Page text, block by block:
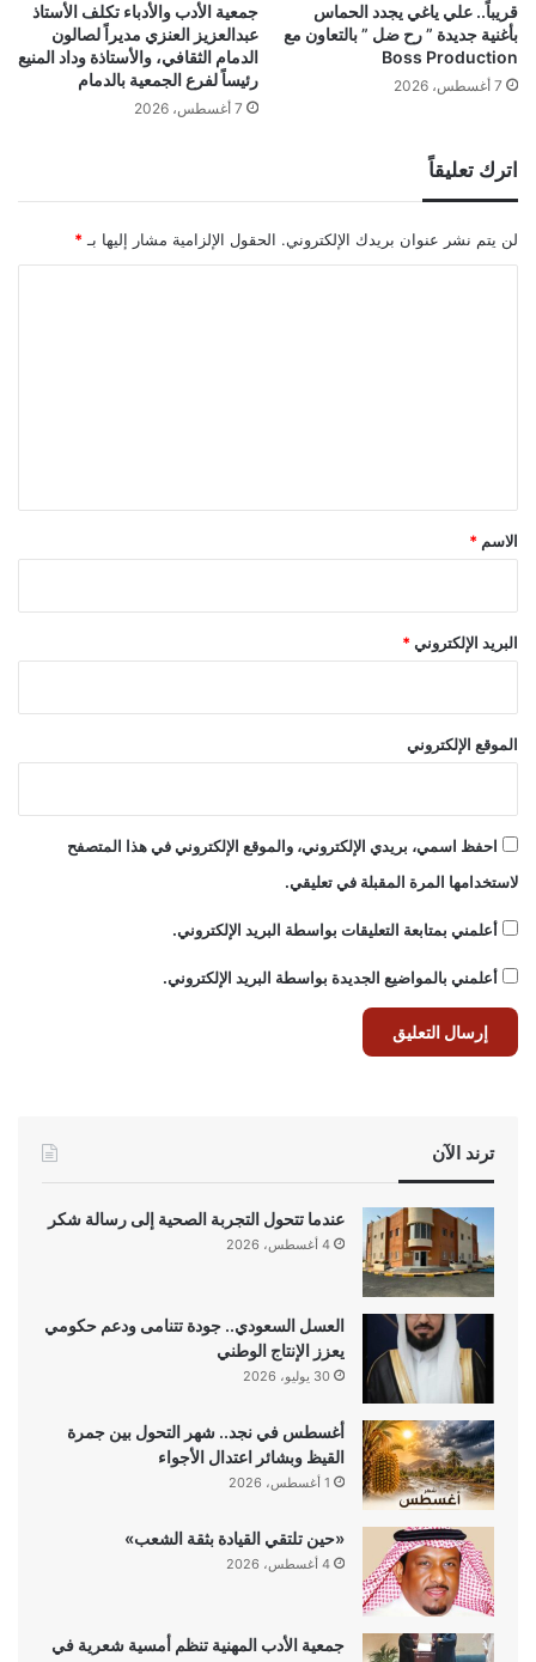
قريباً.. علي ياغي يجدد الحماس
بأغنية جديدة ” رح ضل ” بالتعاون مع
Boss Production
7 أغسطس، 2026
جمعية الأدب والأدباء تكلف الأستاذ
عبدالعزيز العنزي مديراً لصالون
الدمام الثقافي، والأستاذة وداد المنيع
رئيساً لفرع الجمعية بالدمام
7 أغسطس، 2026
اترك تعليقاً
لن يتم نشر عنوان بريدك الإلكتروني. الحقول الإلزامية مشار إليها بـ *
*
الاسم *
البريد الإلكتروني*
الموقع الإلكتروني
احفظ اسمي، بريدي الإلكتروني، والموقع الإلكتروني في هذا المتصفح
لاستخدامها المرة المقبلة في تعليقي.
أعلمني بمتابعة التعليقات بواسطة البريد الإلكتروني.
أعلمني بالمواضيع الجديدة بواسطة البريد الإلكتروني.
ترند الآن
عندما تتحول التجربة الصحية إلى رسالة شكر
4 أغسطس، 2026
العسل السعودي.. جودة تتنامى ودعم حكومي
يعزز الإنتاج الوطني
30 يوليو، 2026
أغسطس في نجد.. شهر التحول بين جمرة
القيظ وبشائر اعتدال الأجواء
1 أغسطس، 2026
«حين تلتقي القيادة بثقة الشعب»
4 أغسطس، 2026
جمعية الأدب المهنية تنظم أمسية شعرية في